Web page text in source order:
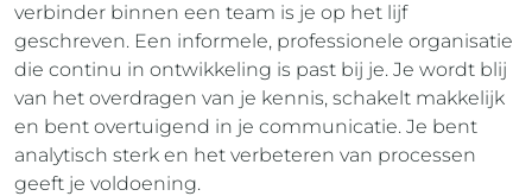
verbinder binnen een team is je op het lijf
geschreven. Een informele, professionele organisatie
die continu in ontwikkeling is past bij je. Je wordt blij
van het overdragen van je kennis, schakelt makkelijk
en bent overtuigend in je communicatie. Je bent
analytisch sterk en het verbeteren van processen
geeft je voldoening.